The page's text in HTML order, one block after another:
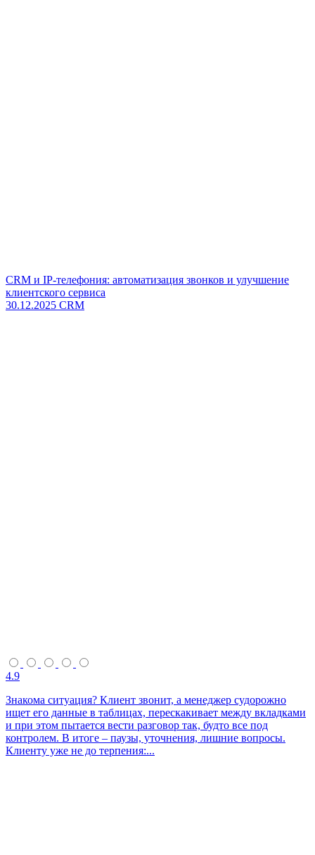
CRM и IP-телефония: автоматизация звонков и улучшение
клиентского сервиса
30.12.2025 CRM
4.9
Знакома ситуация? Клиент звонит, а менеджер судорожно
ищет его данные в таблицах, перескакивает между вкладками
и при этом пытается вести разговор так, будто все под
контролем. В итоге – паузы, уточнения, лишние вопросы.
Клиенту уже не до терпения:...